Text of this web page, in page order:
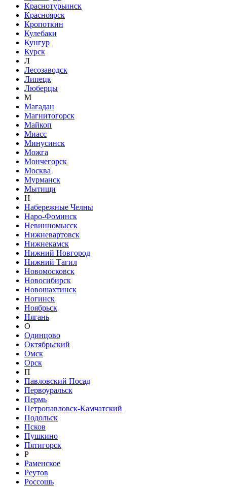
Краснотурьинск
Красноярск
Кропоткин
Кулебаки
Кунгур
Курск
Л
Лесозаводск
Липецк
Люберцы
М
Магадан
Магнитогорск
Майкоп
Миасс
Минусинск
Можга
Мончегорск
Москва
Мурманск
Мытищи
Н
Набережные Челны
Наро-Фоминск
Невинномысск
Нижневартовск
Нижнекамск
Нижний Новгород
Нижний Тагил
Новомосковск
Новосибирск
Новошахтинск
Ногинск
Ноябрьск
Нягань
О
Одинцово
Октябрьский
Омск
Орск
П
Павловский Посад
Первоуральск
Пермь
Петропавловск-Камчатский
Подольск
Псков
Пушкино
Пятигорск
Р
Раменское
Реутов
Россошь